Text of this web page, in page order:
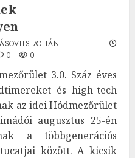
ZOLTÁN
0 0
3.0. Száz éves
és high-tech
az idei Hódmezőrület
augusztus 25-én
a többgenerációs
között. A kicsik